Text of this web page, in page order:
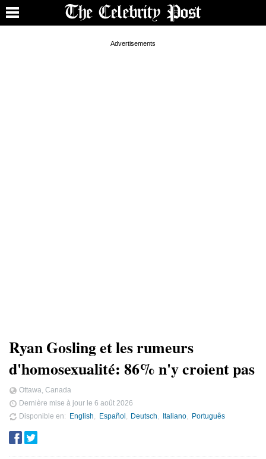
Ryan Gosling et les rumeurs
d'homosexualité: 86% n'y croient pas
Ottawa, Canada
Dernière mise à jour le 6 août 2026
Disponible en
English Español Deutsch Italiano Português